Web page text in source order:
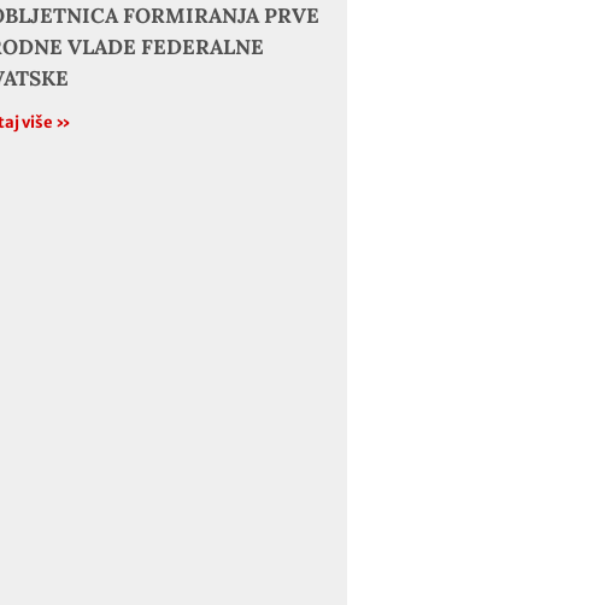
FORMIRANJA PRVE
VLADE FEDERALNE
više »